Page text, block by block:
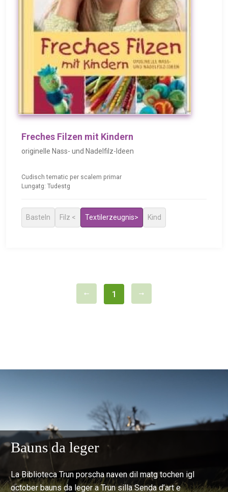
Freches Filzen mit Kindern
originelle Nass- und Nadelfilz-Ideen
Cudisch tematic per scalem primar
Lungatg: Tudestg
Basteln Filz < Textilerzeugnis> Kind
1
Bauns da leger
La Biblioteca Trun porscha naven dil matg tochen igl
october bauns da leger a Trun silla Senda d’art e